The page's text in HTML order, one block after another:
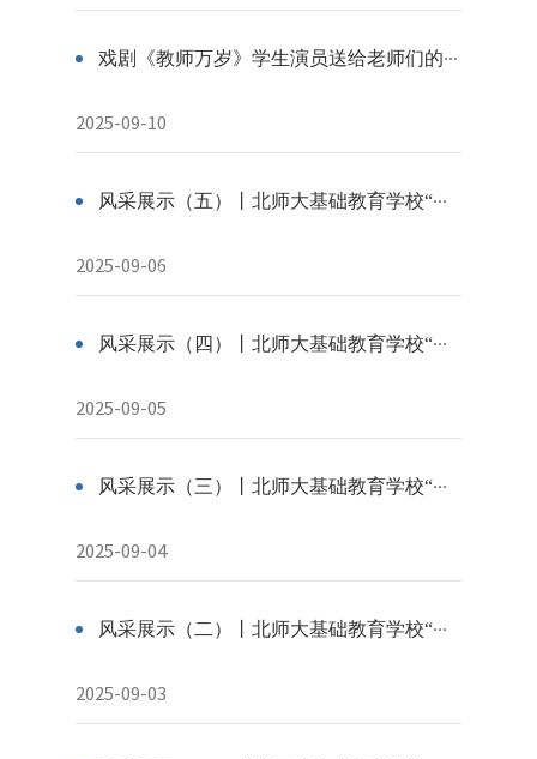
戏剧《教师万岁》学生演员送给老师们的特殊“情书”（一）
2025-09-10
风采展示（五）丨北师大基础教育学校“最美京师筑梦人”初评入围团队风采
2025-09-06
风采展示（四）丨北师大基础教育学校“最美京师筑梦人”初评入围团队风采
2025-09-05
风采展示（三）丨北师大基础教育学校“最美京师筑梦人”初评入围教师风采
2025-09-04
风采展示（二）丨北师大基础教育学校“最美京师筑梦人”初评入围教师风采
2025-09-03